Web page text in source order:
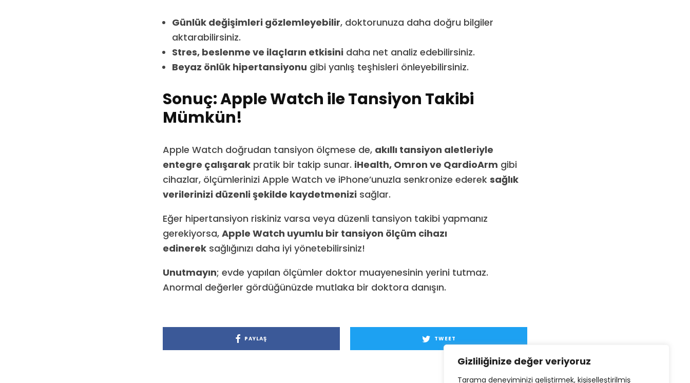
Gizliliğinize değer veriyoruz
Tarama deneyiminizi geliştirmek, kişiselleştirilmiş
Günlük değişimleri gözlemleyebilir, doktorunuza daha doğru bilgiler
aktarabilirsiniz.
Stres, beslenme ve ilaçların etkisinidaha net analiz edebilirsiniz.
Beyaz önlük hipertansiyonu gibi yanlış teşhisleri önleyebilirsiniz.
Sonuç: Apple Watch ile Tansiyon Takibi
Mümkün!
Apple Watch doğrudan tansiyon ölçmese de, akıllı tansiyon aletleriyle
entegre çalışarakpratik bir takip sunar. iHealth, Omron ve QardioArm gibi
cihazlar, ölçümlerinizi Apple Watch ve iPhone’unuzla senkronize ederek sağlık
verilerinizi düzenli şekilde kaydetmenizisağlar.
Eğer hipertansiyon riskiniz varsa veya düzenli tansiyon takibi yapmanız
gerekiyorsa, Apple Watch uyumlu bir tansiyon ölçüm cihazı
edinereksağlığınızı daha iyi yönetebilirsiniz!
Unutmayın; evde yapılan ölçümler doktor muayenesinin yerini tutmaz.
Anormal değerler gördüğünüzde mutlaka bir doktora danışın.
PAYLAŞ TWEET